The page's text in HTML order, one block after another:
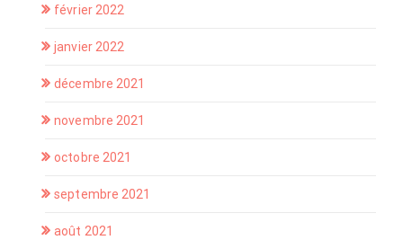
février 2022
janvier 2022
décembre 2021
novembre 2021
octobre 2021
septembre 2021
août 2021